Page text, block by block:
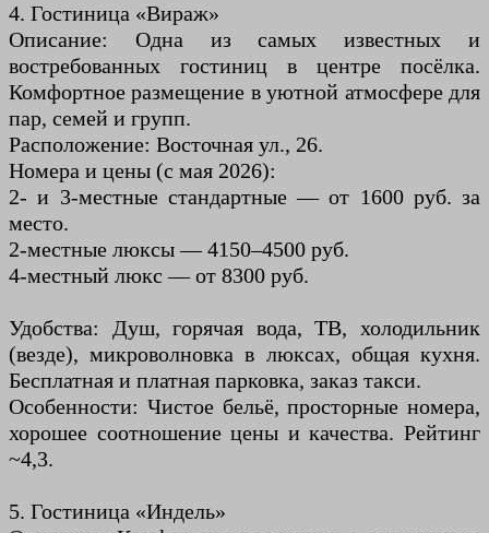
4. Гостиница «Вираж»
Описание: Одна из самых известных и
востребованных гостиниц в центре посёлка.
Комфортное размещение в уютной атмосфере для
пар, семей и групп.
Расположение: Восточная ул., 26.
Номера и цены (с мая 2026):
2- и 3-местные стандартные — от 1600 руб. за
место.
2-местные люксы — 4150–4500 руб.
4-местный люкс — от 8300 руб.
Удобства: Душ, горячая вода, ТВ, холодильник
(везде), микроволновка в люксах, общая кухня.
Бесплатная и платная парковка, заказ такси.
Особенности: Чистое бельё, просторные номера,
хорошее соотношение цены и качества. Рейтинг
~4,3.
5. Гостиница «Индель»